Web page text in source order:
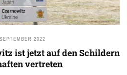
2022
ist jetzt auf den Schildern
vertreten